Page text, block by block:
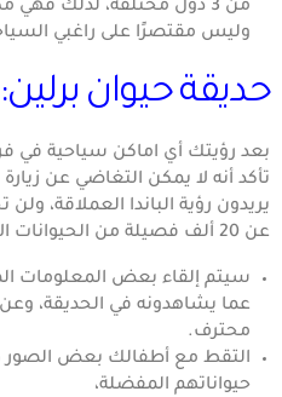
من 3 دول مختلفة، لذلك
وليس مقتصرًا على راغبي
حديقة حيوان برلين:
بعد رؤيتك أي اماكن سياحية في
تأكد أنه لا يمكن التغاضي عن
يريدون رؤية الباندا العملاقة،
عن 20 ألف فصيلة من الحيوانات الأخرى.
سيتم إلقاء بعض المعلومات
عما يشاهدونه في الحديقة،
محترف.
التقط مع أطفالك بعض الصور
حيواناتهم المفضلة،